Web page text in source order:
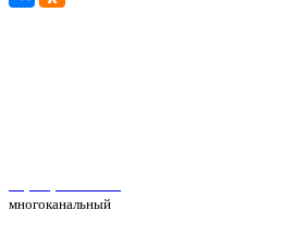
многоканальный